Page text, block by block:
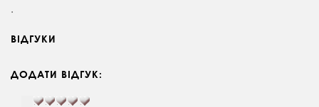
.
ВІДГУКИ
ДОДАТИ ВІДГУК: